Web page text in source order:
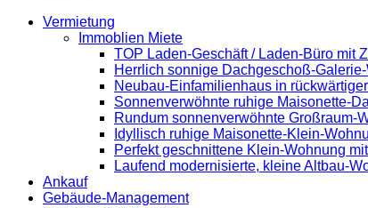
Vermietung
Immoblien Miete
TOP Laden-Geschäft / Laden-Büro mit
Herrlich sonnige Dachgeschoß-
Neubau-Einfamilienhaus in
Sonnenverwöhnte ruhige Maisonette-
Rundum sonnenverwöhnte Großraum-
Idyllisch ruhige Maisonette-Klein-
Perfekt geschnittene Klein-Wohnung
Laufend modernisierte, kleine Altbau-
Ankauf
Gebäude-Management